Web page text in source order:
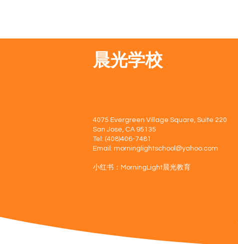
晨光学校
4075 Evergreen Village Square, Suite 220
San Jose, CA 95135
Tel: (408)406-7481
Email: morninglightschool@yahoo.com
​​小红书：MorningLight晨光教育